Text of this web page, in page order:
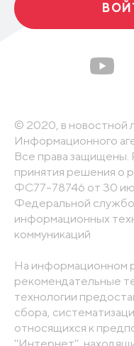
© 2020, в новостной
Информационного
Все права защищены.
принятия решения о
ФС77-78746 от 30
Федеральной
информационных
коммуникаций
На информационном
рекомендательные
технологии
сбора,
относящихся к